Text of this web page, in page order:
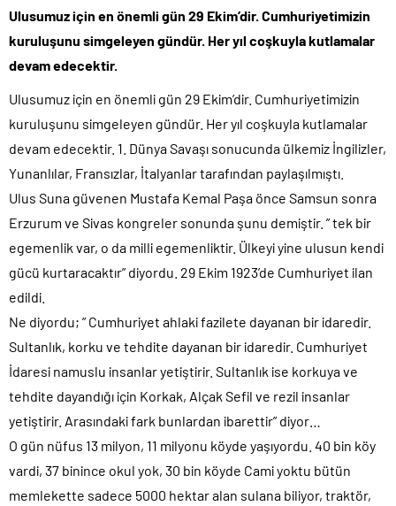
Ulusumuz için en önemli gün 29 Ekim’dir. Cumhuriyetimizin
kuruluşunu simgeleyen gündür. Her yıl coşkuyla kutlamalar
devam edecektir.
Ulusumuz için en önemli gün 29 Ekim’dir. Cumhuriyetimizin
kuruluşunu simgeleyen gündür. Her yıl coşkuyla kutlamalar
devam edecektir. 1. Dünya Savaşı sonucunda ülkemiz İngilizler,
Yunanlılar, Fransızlar, İtalyanlar tarafından paylaşılmıştı.
Ulus Suna güvenen Mustafa Kemal Paşa önce Samsun sonra
Erzurum ve Sivas kongreler sonunda şunu demiştir. ” tek bir
egemenlik var, o da milli egemenliktir. Ülkeyi yine ulusun kendi
gücü kurtaracaktır” diyordu. 29 Ekim 1923’de Cumhuriyet ilan
edildi.
Ne diyordu; ” Cumhuriyet ahlaki fazilete dayanan bir idaredir.
Sultanlık, korku ve tehdite dayanan bir idaredir. Cumhuriyet
İdaresi namuslu insanlar yetiştirir. Sultanlık ise korkuya ve
tehdite dayandığı için Korkak, Alçak Sefil ve rezil insanlar
yetiştirir. Arasındaki fark bunlardan ibarettir” diyor…
O gün nüfus 13 milyon, 11 milyonu köyde yaşıyordu. 40 bin köy
vardi, 37 binince okul yok, 30 bin köyde Cami yoktu bütün
memlekette sadece 5000 hektar alan sulana biliyor, traktör,